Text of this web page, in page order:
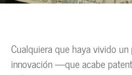
Cualquiera que haya vivido
innovación —que acabe